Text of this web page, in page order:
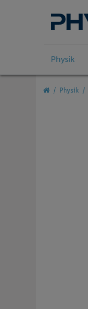
Physik
Physik